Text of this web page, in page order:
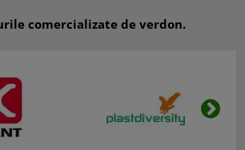
comercializate de verdon.